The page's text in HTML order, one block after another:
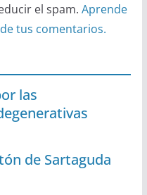
el spam. Aprende
tus comentarios.
las
de Sartaguda